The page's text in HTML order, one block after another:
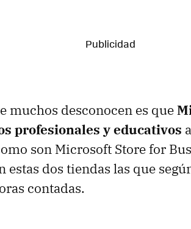
muchos desconocen es que
profesionales y educativos
son Microsoft Store for
estas dos tiendas las que
contadas.